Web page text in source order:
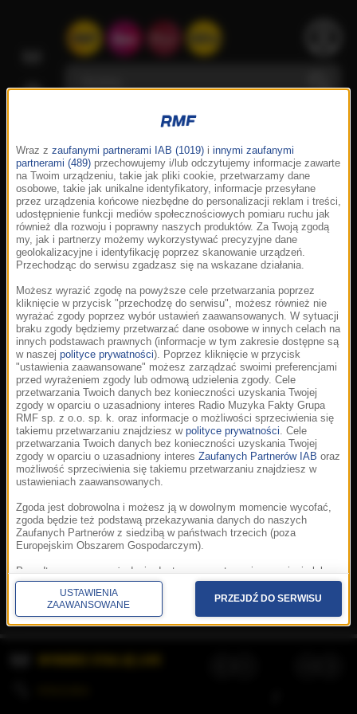
Korzystanie z portalu oznacza akceptację
Prywatność.Aplikacje.© 2026 Radio Muzyka
Fakty Grupa RMF sp. z o.o. sp. k.
Wraz z zaufanymi partnerami IAB (1019) i innymi zaufanymi
partnerami (489) przechowujemy i/lub odczytujemy informacje zawarte
na Twoim urządzeniu, takie jak pliki cookie, przetwarzamy dane
osobowe, takie jak unikalne identyfikatory, informacje przesyłane
przez urządzenia końcowe niezbędne do personalizacji reklam i treści,
udostępnienie funkcji mediów społecznościowych pomiaru ruchu jak
również dla rozwoju i poprawny naszych produktów. Za Twoją zgodą
my, jak i partnerzy możemy wykorzystywać precyzyjne dane
geolokalizacyjne i identyfikację poprzez skanowanie urządzeń.
Przechodząc do serwisu zgadzasz się na wskazane działania.
Możesz wyrazić zgodę na powyższe cele przetwarzania poprzez
kliknięcie w przycisk "przechodzę do serwisu", możesz również nie
wyrażać zgody poprzez wybór ustawień zaawansowanych. W sytuacji
braku zgody będziemy przetwarzać dane osobowe w innych celach na
innych podstawach prawnych (informacje w tym zakresie dostępne są
w naszej polityce prywatności). Poprzez kliknięcie w przycisk
"ustawienia zaawansowane" możesz zarządzać swoimi preferencjami
przed wyrażeniem zgody lub odmową udzielenia zgody. Cele
przetwarzania Twoich danych bez konieczności uzyskania Twojej
zgody w oparciu o uzasadniony interes Radio Muzyka Fakty Grupa
RMF sp. z o.o. sp. k. oraz informacje o możliwości sprzeciwienia się
takiemu przetwarzaniu znajdziesz w polityce prywatności. Cele
przetwarzania Twoich danych bez konieczności uzyskania Twojej
zgody w oparciu o uzasadniony interes Zaufanych Partnerów IAB oraz
możliwość sprzeciwienia się takiemu przetwarzaniu znajdziesz w
ustawieniach zaawansowanych.
Zgoda jest dobrowolna i możesz ją w dowolnym momencie wycofać,
zgoda będzie też podstawą przekazywania danych do naszych
Zaufanych Partnerów z siedzibą w państwach trzecich (poza
Europejskim Obszarem Gospodarczym).
Ponadto masz prawo żądania dostępu, sprostowania, usunięcia lub
ograniczenia przetwarzania danych, a także złożenia skargi do
Prezesa Urzędu Ochrony Danych Osobowych. W polityce prywatności
znajdziesz informacje jak wykonać swoje prawa. Szczegółowe
informacje na temat przetwarzania Twoich danych znajdują się w
USTAWIENIA
ZAAWANSOWANE
PRZEJDŹ DO SERWISU